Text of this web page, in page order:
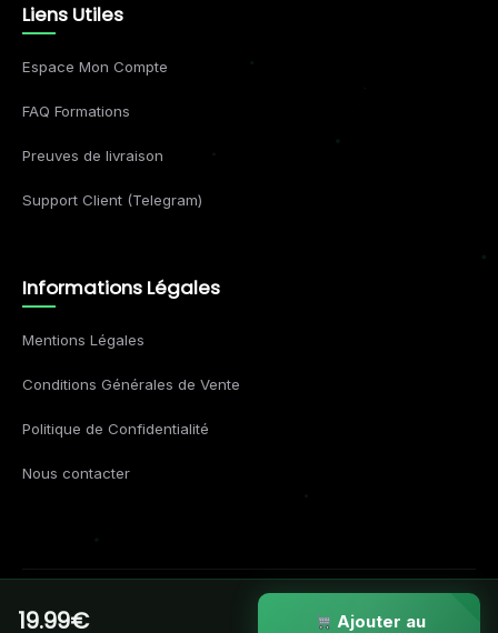
19.99€ Ajouter au
Liens Utiles
Espace Mon Compte
FAQ Formations
Preuves de livraison
Support Client (Telegram)
Informations Légales
Mentions Légales
Conditions Générales de Vente
Politique de Confidentialité
Nous contacter
© 2026 Formations Business. Tous droits réservés.